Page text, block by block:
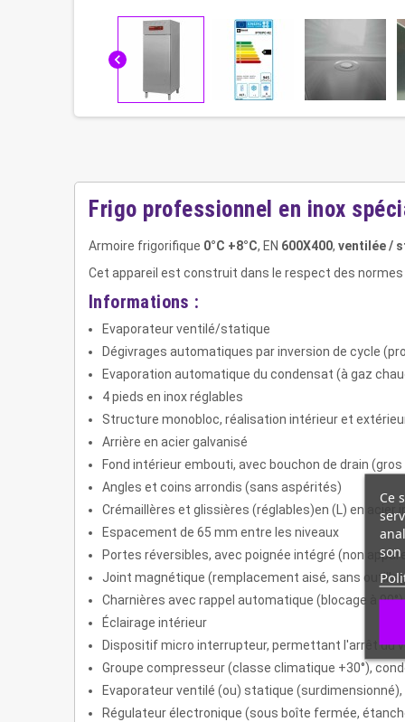
chevron_left
Frigo professionnel en inox
Armoire frigorifique 0°C +8°C, EN 600X400, ventilée /
Cet appareil est construit dans le respect des
Informations :
Evaporateur ventilé/statique
Dégivrages automatiques par inversion de cycle
Evaporation automatique du condensat (à gaz
4 pieds en inox réglables
Structure monobloc, réalisation intérieur et
Arrière en acier galvanisé
Fond intérieur embouti, avec bouchon de drain
Angles et coins arrondis (sans aspérités)
Crémaillères et glissières (réglables)en (L) en acier
Espacement de 65 mm entre les niveaux
Portes réversibles, avec poignée intégré (non
Joint magnétique (remplacement aisé, sans
Charnières avec rappel automatique (blocage à 90°)
Éclairage intérieur
Dispositif micro interrupteur, permettant l'arrêt du
Groupe compresseur (classe climatique +30°),
Evaporateur ventilé (ou) statique
Régulateur électronique (sous boîte fermée,
Ce
son